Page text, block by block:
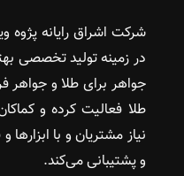
شرکت اشراق رایانه پژوه
در زمینه تولید تخصصی
جواهر برای طلا و جواهر
طلا فعالیت کرده و
نیاز مشتریان و با ابزارها
و پشتیبانی می‌کند.